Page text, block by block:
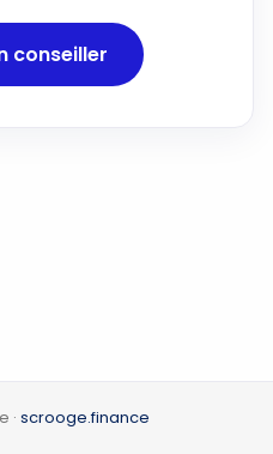
conseiller
· scrooge.finance